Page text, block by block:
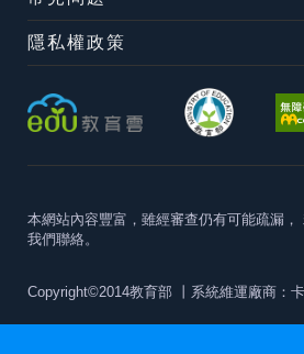
隱私權政策
本網站內容豐富，雖經審查仍有可能疏漏，
我們聯絡。
Copyright©2014教育部 丨系統維運廠商：